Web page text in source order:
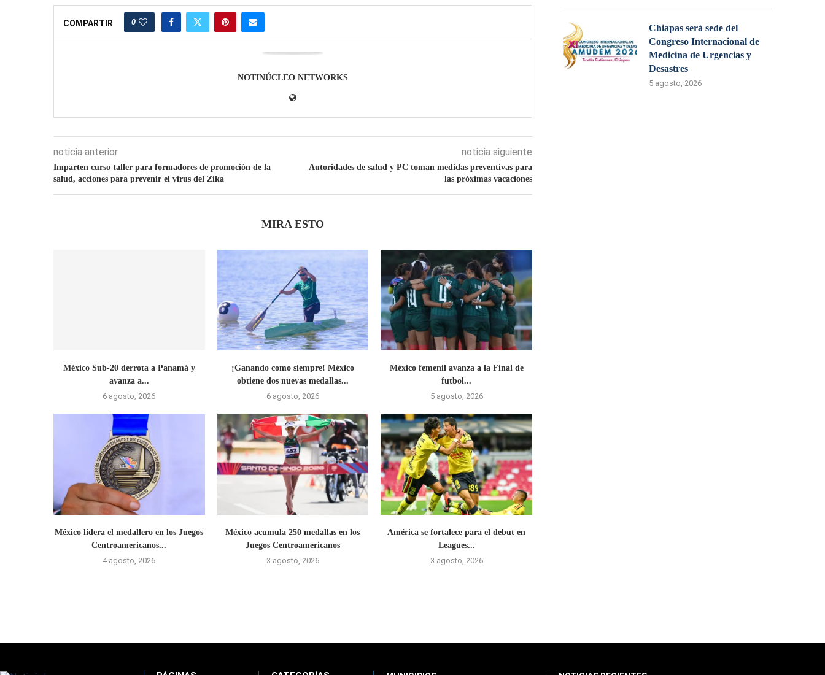
COMPARTIR 0
NOTINÚCLEO NETWORKS
noticia anterior
Imparten curso taller para formadores de promoción de la
salud, acciones para prevenir el virus del Zika
noticia siguiente
Autoridades de salud y PC toman medidas preventivas para
las próximas vacaciones
MIRA ESTO
México Sub-20 derrota a Panamá y
avanza a...
6 agosto, 2026
¡Ganando como siempre! México
obtiene dos nuevas medallas...
6 agosto, 2026
México femenil avanza a la Final de
futbol...
5 agosto, 2026
México lidera el medallero en los Juegos
Centroamericanos...
4 agosto, 2026
México acumula 250 medallas en los
Juegos Centroamericanos
3 agosto, 2026
América se fortalece para el debut en
Leagues...
3 agosto, 2026
Chiapas será sede del
Congreso Internacional de
Medicina de Urgencias y
Desastres
5 agosto, 2026